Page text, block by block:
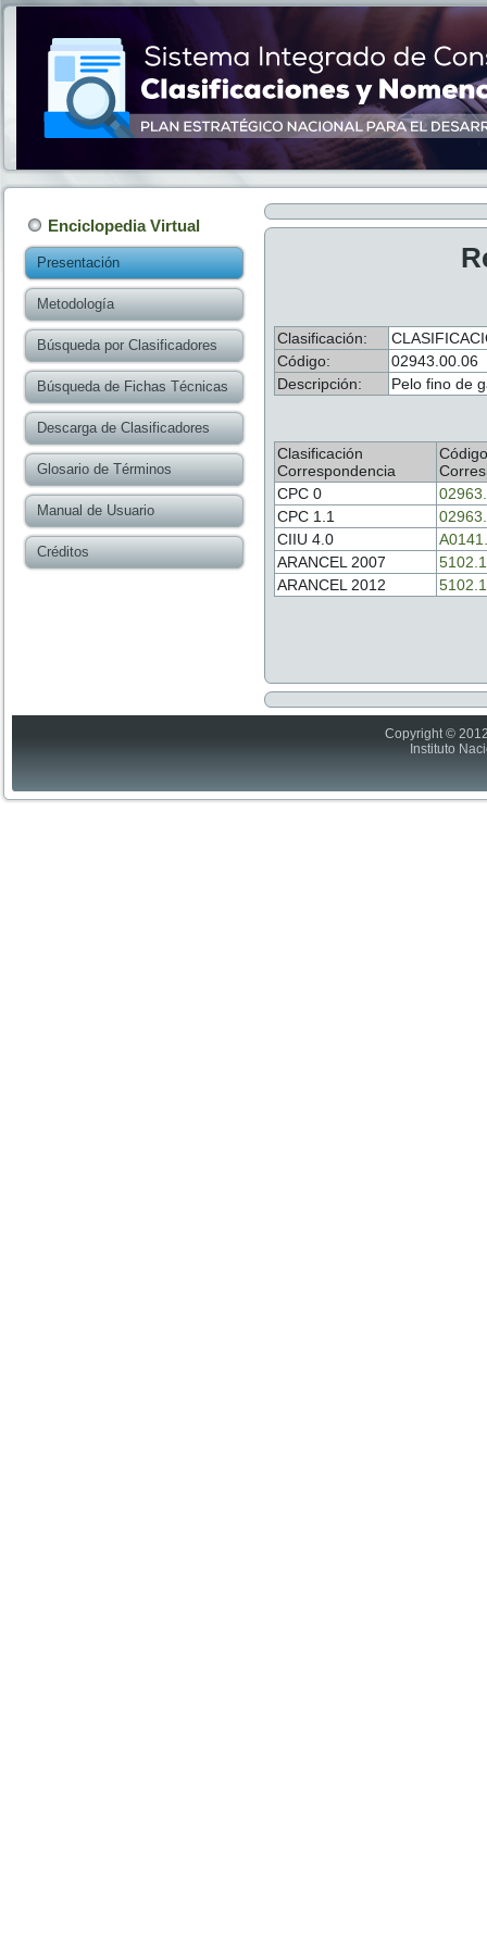
Enciclopedia Virtual
Presentación
Metodología
Búsqueda por Clasificadores
Búsqueda de Fichas Técnicas
Descarga de Clasificadores
Glosario de Términos
Manual de Usuario
Créditos
Clasificación:
Código:
02943.00.06
Descripción:
Pelo fino de
Clasificación
Correspondencia
Código
CPC 0
CPC 1.1
CIIU 4.0
ARANCEL 2007
ARANCEL 2012
Copyright ©
Instituto